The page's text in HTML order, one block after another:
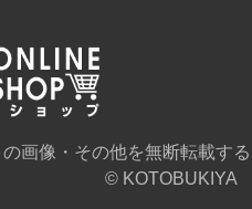
画像・その他を無断転載す
© KOTOBUKIYA